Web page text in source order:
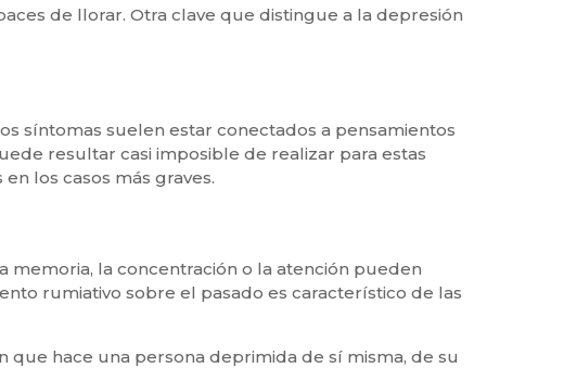
de llorar. Otra clave que distingue a la depresión
síntomas suelen estar conectados a pensamientos
resultar casi imposible de realizar para estas
los casos más graves.
memoria, la concentración o la atención pueden
rumiativo sobre el pasado es característico de las
que hace una persona deprimida de sí misma, de su